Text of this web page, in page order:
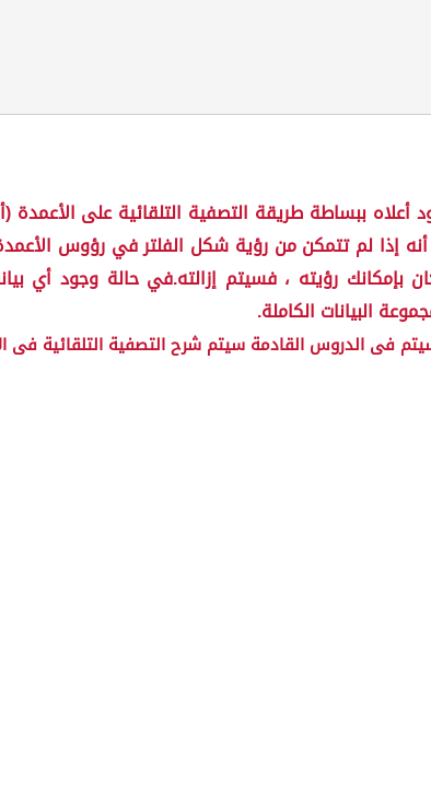
أعلاه ببساطة طريقة التصفية التلقائية على الأعمدة
إذا لم تتمكن من رؤية شكل الفلتر في رؤوس
بإمكانك رؤيته ، فسيتم إزالته.في حالة وجود أي
البيانات الكاملة.
فى الدروس القادمة سيتم شرح التصفية التلقائية فى